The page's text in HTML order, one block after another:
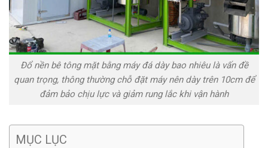
Đổ nền bê tông mặt bằng máy đá dày bao nhiêu là vấn đề
quan trọng, thông thường chỗ đặt máy nên dày trên 10cm để
đảm bảo chịu lực và giảm rung lắc khi vận hành
MỤC LỤC